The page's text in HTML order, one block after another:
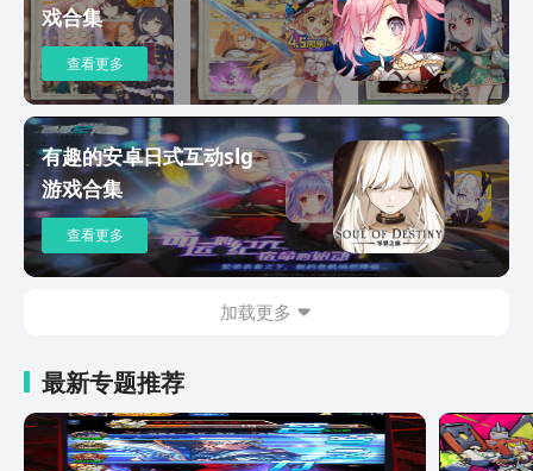
戏合集
查看更多
有趣的安卓日式互动slg
游戏合集
查看更多
加载更多
最新专题推荐